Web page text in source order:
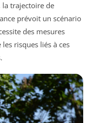
la trajectoire de
prévoit un scénario
des mesures
risques liés à ces